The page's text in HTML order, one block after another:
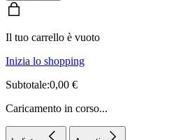
Il tuo carrello è vuoto
Inizia lo shopping
Subtotale:0,00 €
Caricamento in corso...